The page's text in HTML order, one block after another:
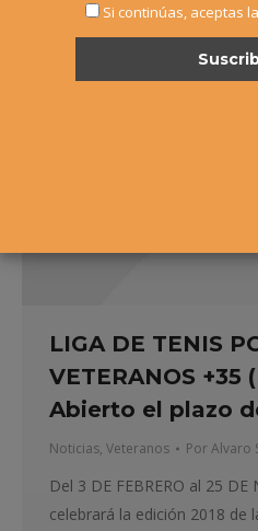
LIGA DE TENIS
VETERANOS +35
Abierto el plazo
Noticias, Veteranos PorAlvaro
Del 3 DE FEBRERO al 25 DE
celebrará la edición 2018 de
Si continúas, aceptas